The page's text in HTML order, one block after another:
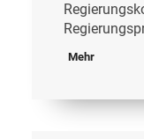
Mehr